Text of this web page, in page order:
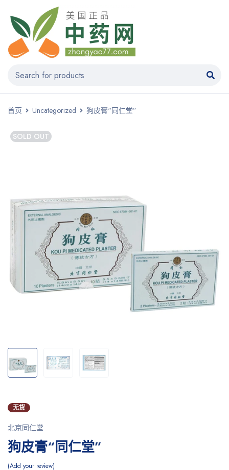
首页 Uncategorized 狗皮膏“同仁堂”
SOLD OUT
无货
北京同仁堂
狗皮膏“同仁堂”
Add your review